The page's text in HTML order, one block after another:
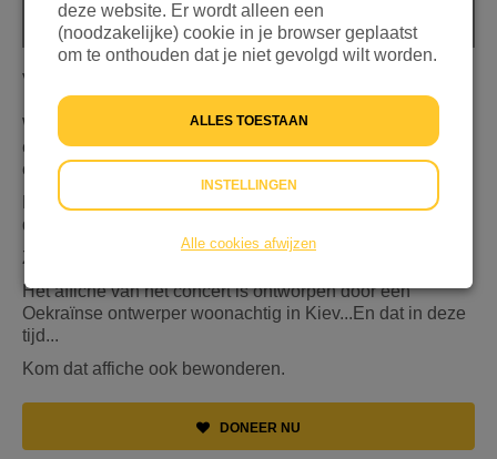
INFO
Vluchtelingen helpen!
Wanneer je tenminste 36 euro doneert, is jouw beloning
een toegangskaart (t.w.v. 36 euro) voor het prachtige
concert op 30 april 20.00 in het DAKB-huis te Utrecht.
Ella van Poucke (cello) en Caspar Vos (piano) spelen
dan o.a. de prachtige cello-sonate van Rachmaninov.
Zie https://www.hetspeeltdichtbij.nl
Het affiche van het concert is ontworpen door een
Oekraïnse ontwerper woonachtig in Kiev...En dat in deze
tijd...
Kom dat affiche ook bewonderen.
DONEER NU
deze website. Er wordt alleen een
(noodzakelijke) cookie in je browser geplaatst
om te onthouden dat je niet gevolgd wilt worden.
ALLES TOESTAAN
INSTELLINGEN
Alle cookies afwijzen